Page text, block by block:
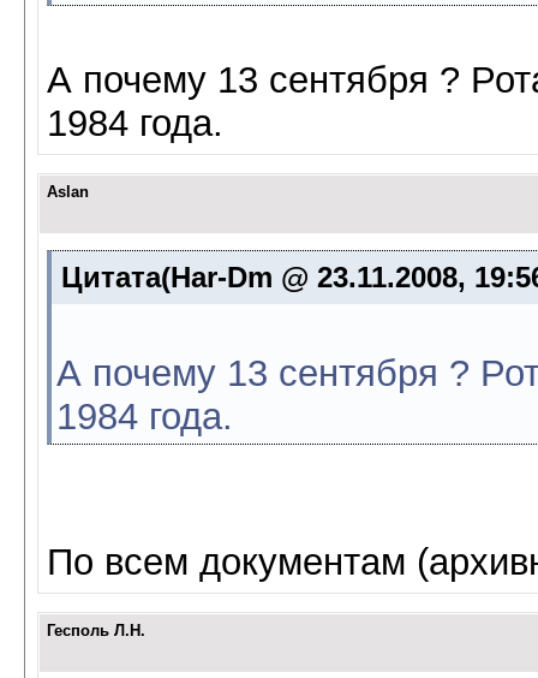
А почему 13 сентября ?
1984 года.
Aslan
Цитата(Har-Dm @ 23.11.2008,
А почему 13 сентября ?
1984 года.
По всем документам
Гесполь Л.Н.